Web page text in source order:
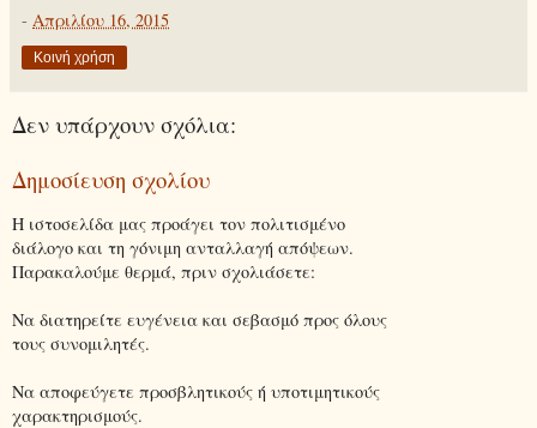
- Απριλίου 16, 2015
Κοινή χρήση
Δεν υπάρχουν σχόλια:
Δημοσίευση σχολίου
Η ιστοσελίδα μας προάγει τον πολιτισμένο
διάλογο και τη γόνιμη ανταλλαγή απόψεων.
Παρακαλούμε θερμά, πριν σχολιάσετε:
Να διατηρείτε ευγένεια και σεβασμό προς όλους
τους συνομιλητές.
Να αποφεύγετε προσβλητικούς ή υποτιμητικούς
χαρακτηρισμούς.